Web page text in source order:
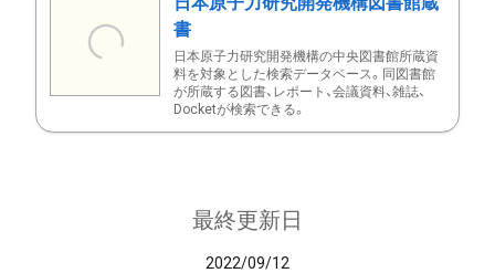
書
日本原子力研究開発機構の中央図書館所蔵資
料を対象とした検索データベース。同図書館
が所蔵する図書、レポート、会議資料、雑誌、
Docketが検索できる。
最終更新日
2022/09/12